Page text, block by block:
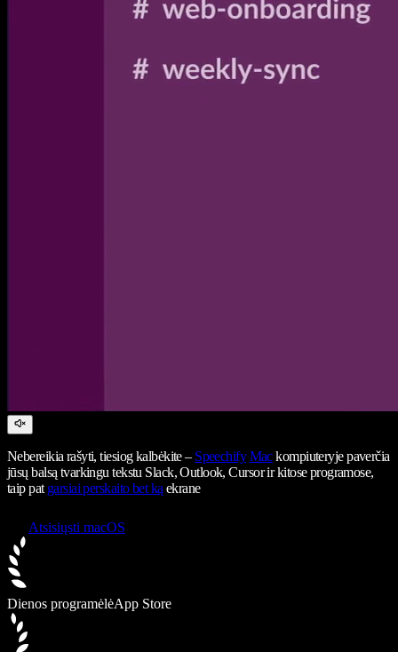
Nebereikia rašyti, tiesiog kalbėkite – Speechify Mackompiuteryje paverčia
jūsų balsą tvarkingu tekstu Slack, Outlook, Cursor ir kitose programose,
taip pat garsiai perskaito bet ką ekrane
Atsisiųsti macOS
Dienos programėlėApp Store